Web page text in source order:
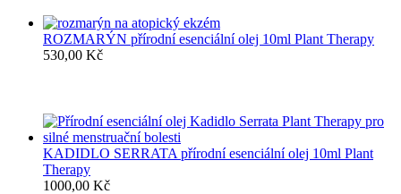
ROZMARÝN přírodní esenciální olej 10ml Plant Therapy
530,00 Kč
KADIDLO SERRATA přírodní esenciální olej 10ml Plant
Therapy
1000,00 Kč